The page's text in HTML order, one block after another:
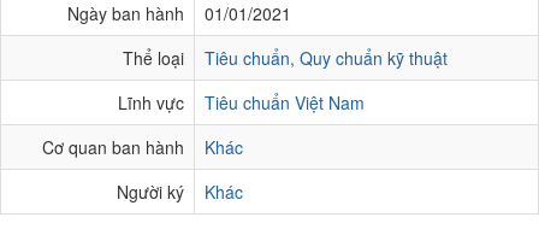
Ngày ban hành
01/01/2021
Thể loại
Tiêu chuẩn, Quy chuẩn kỹ thuật
Lĩnh vực
Tiêu chuẩn Việt Nam
Cơ quan ban hành
Khác
Người ký
Khác